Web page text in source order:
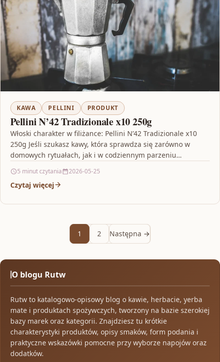
KAWA PELLINI PRODUKT
Pellini N’42 Tradizionale x10 250g
Włoski charakter w filiżance: Pellini N’42 Tradizionale x10
250g Jeśli szukasz kawy, która sprawdza się zarówno w
domowych rytuałach, jak i w codziennym parzeniu…
5 minut czytania 2026-05-25
Czytaj więcej
1 2 Następna →
O blogu Rutw
Rutw to katalogowo-opisowy blog o kawie, herbacie, yerba
mate i produktach spożywczych, tworzony na bazie szerokiej
bazy marek oraz kategorii. Znajdziesz tu krótkie
charakterystyki produktów, opisy smaków, form podania i
praktyczne wskazówki pomocne przy wyborze napojów oraz
dodatków.